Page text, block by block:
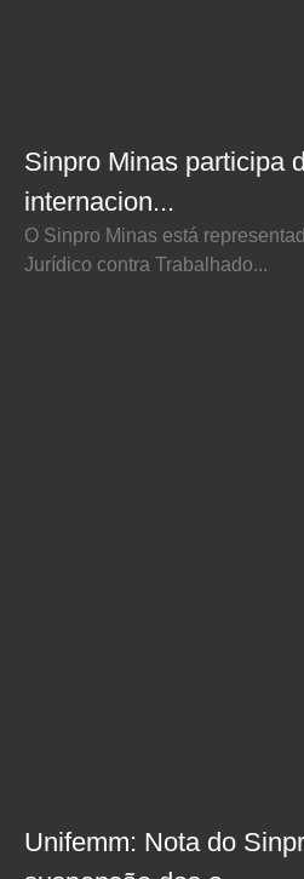
Sinpro Minas participa
internacion...
O Sinpro Minas está
Jurídico contra Trabalhado...
Unifemm: Nota do